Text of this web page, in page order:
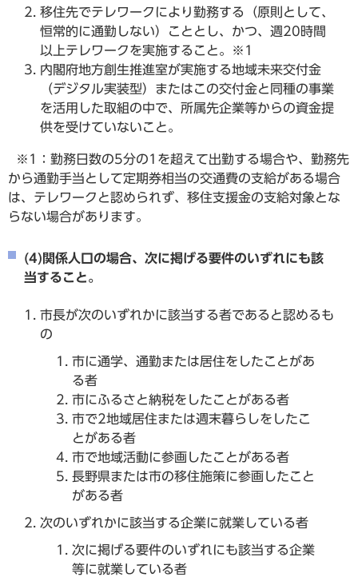
移住先でテレワークにより勤務する（原則として、
恒常的に通勤しない）こととし、かつ、週20時間
以上テレワークを実施すること。※1
内閣府地方創生推進室が実施する地域未来交付金
（デジタル実装型）またはこの交付金と同種の事業
を活用した取組の中で、所属先企業等からの資金提
供を受けていないこと。
※1：勤務日数の5分の1を超えて出勤する場合や、勤務先
から通勤手当として定期券相当の交通費の支給がある場合
は、テレワークと認められず、移住支援金の支給対象とな
らない場合があります。
(4)関係人口の場合、次に掲げる要件のいずれにも該
当すること。
市長が次のいずれかに該当する者であると認めるも
の
市に通学、通勤または居住をしたことがあ
る者
市にふるさと納税をしたことがある者
市で2地域居住または週末暮らしをしたこ
とがある者
市で地域活動に参画したことがある者
長野県または市の移住施策に参画したこと
がある者
次のいずれかに該当する企業に就業している者
次に掲げる要件のいずれにも該当する企業
等に就業している者